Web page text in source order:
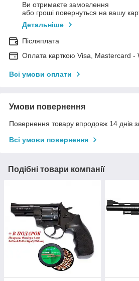
Ви отримаєте замовлення
або гроші повернуться на вашу
Детальніше
Післяплата
Оплата карткою Visa, Mastercard -
Всі умови оплати
Умови повернення
Повернення товару впродовж 14 днів
Всі умови повернення
Подібні товари компанії